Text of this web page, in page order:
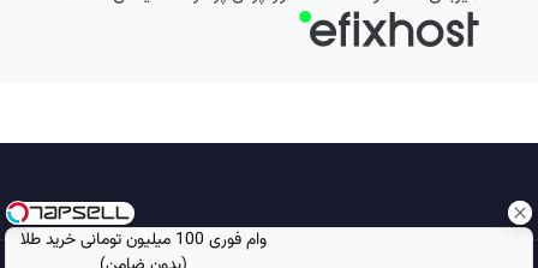
وام فوری 100 میلیون تومانی خرید طلا